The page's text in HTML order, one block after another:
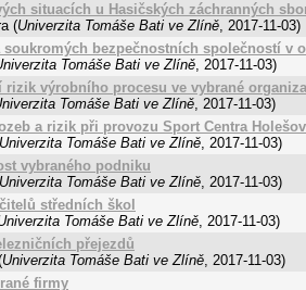
situacích u Hasičských záchranných
(Univerzita Tomáše Bati ve Zlíně, 2017-11-03)
bezpečnostních společností v
Tomáše Bati ve Zlíně, 2017-11-03)
rizik výrobního procesu ve vybrané
Tomáše Bati ve Zlíně, 2017-11-03)
a rizik při provozu Sport Centra Holešov
Univerzita Tomáše Bati ve Zlíně, 2017-11-03)
vybraného podniku
Univerzita Tomáše Bati ve Zlíně, 2017-11-03)
středních škol
Tomáše Bati ve Zlíně, 2017-11-03)
přejezdů
Univerzita Tomáše Bati ve Zlíně, 2017-11-03)
firmy